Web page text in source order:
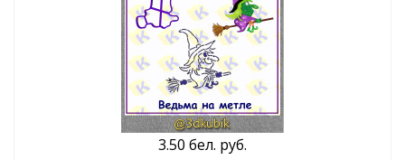
3.50 бел. руб.